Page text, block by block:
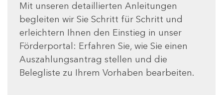
Mit unseren detaillierten Anleitungen
begleiten wir Sie Schritt für Schritt und
erleichtern Ihnen den Einstieg in unser
Förderportal: Erfahren Sie, wie Sie einen
Auszahlungsantrag stellen und die
Belegliste zu Ihrem Vorhaben bearbeiten.